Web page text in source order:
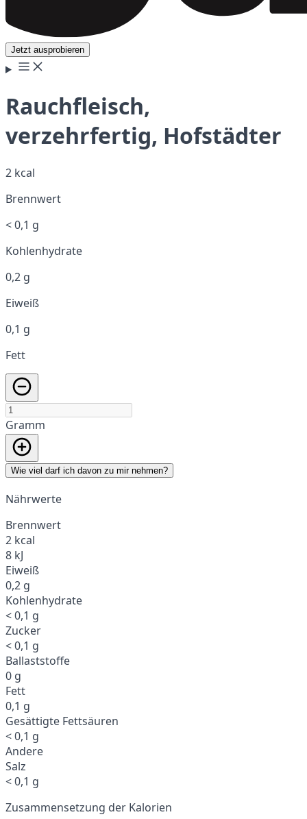
Jetzt ausprobieren
Rauchfleisch,
verzehrfertig, Hofstädter
2 kcal
Brennwert
< 0,1 g
Kohlenhydrate
0,2 g
Eiweiß
0,1 g
Fett
Gramm
Wie viel darf ich davon zu mir nehmen?
Nährwerte
Brennwert
2 kcal
8 kJ
Eiweiß
0,2 g
Kohlenhydrate
< 0,1 g
Zucker
< 0,1 g
Ballaststoffe
0 g
Fett
0,1 g
Gesättigte Fettsäuren
< 0,1 g
Andere
Salz
< 0,1 g
Zusammensetzung der Kalorien